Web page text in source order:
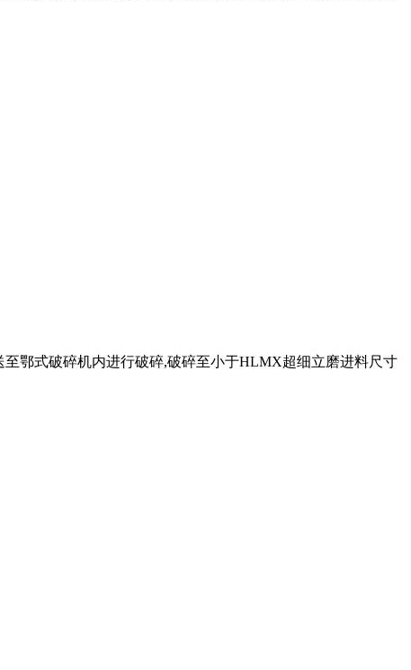
鄂式破碎机内进行破碎,破碎至小于HLMX超细立磨进料尺寸